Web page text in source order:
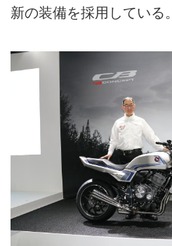
新の装備を採用している。